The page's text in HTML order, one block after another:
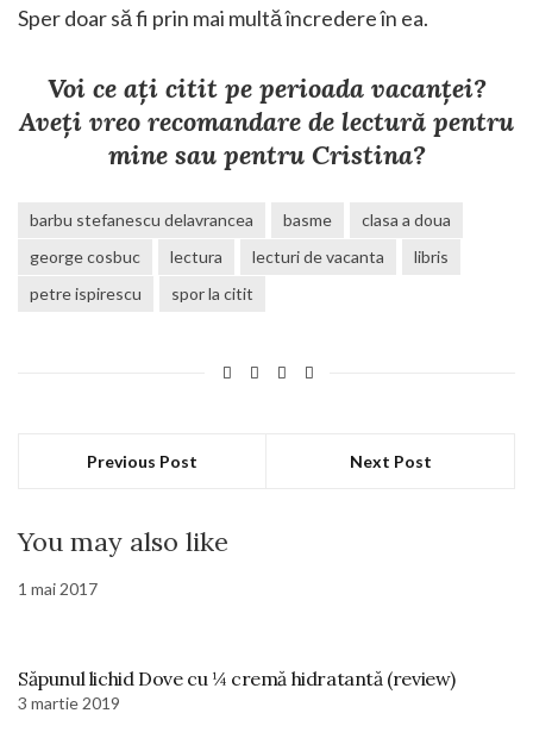
Sper doar să fi prin mai multă încredere în ea.
Voi ce ați citit pe perioada vacanței?
Aveți vreo recomandare de lectură pentru
mine sau pentru Cristina?
barbu stefanescu delavrancea basme
clasa a doua
george cosbuc
lectura lecturi de vacanta
libris
petre ispirescu
spor la citit
Previous Post Next Post
You may also like
1 mai 2017
Săpunul lichid Dove cu ¼ cremă hidratantă (review)
3 martie 2019